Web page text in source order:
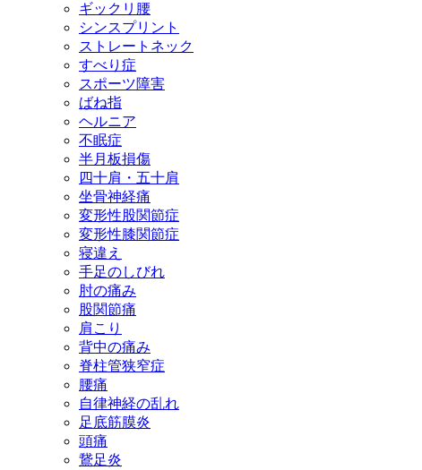
ギックリ腰
シンスプリント
ストレートネック
すべり症
スポーツ障害
ばね指
ヘルニア
不眠症
半月板損傷
四十肩・五十肩
坐骨神経痛
変形性股関節症
変形性膝関節症
寝違え
手足のしびれ
肘の痛み
股関節痛
肩こり
背中の痛み
脊柱管狭窄症
腰痛
自律神経の乱れ
足底筋膜炎
頭痛
鵞足炎